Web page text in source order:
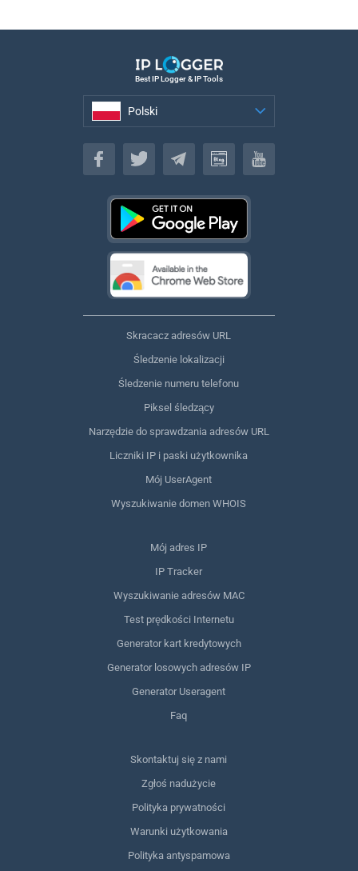
Best IP Logger & IP Tools
Polski
Polski
Skracacz adresów URL
Śledzenie lokalizacji
Śledzenie numeru telefonu
Piksel śledzący
Narzędzie do sprawdzania adresów URL
Liczniki IP i paski użytkownika
Mój UserAgent
Wyszukiwanie domen WHOIS
Mój adres IP
IP Tracker
Wyszukiwanie adresów MAC
Test prędkości Internetu
Generator kart kredytowych
Generator losowych adresów IP
Generator Useragent
Faq
Skontaktuj się z nami
Zgłoś nadużycie
Polityka prywatności
Warunki użytkowania
Polityka antyspamowa